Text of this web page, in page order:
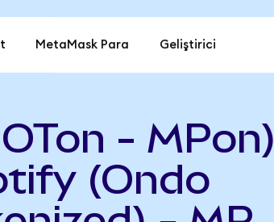
MetaMask Para Geliştirici
- MPon)
(Ondo